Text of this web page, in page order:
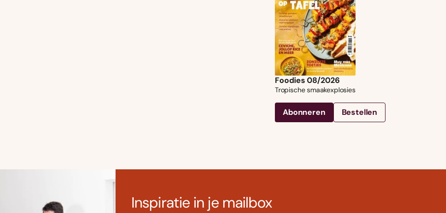
Foodies 08/2026
Tropische smaakexplosies
Abonneren Bestellen
Inspiratie in je mailbox